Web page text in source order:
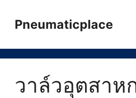
contentPneumaticplace
วาล์วอุตสาห